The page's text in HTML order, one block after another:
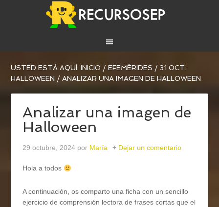
USTED ESTÁ AQUÍ:INICIO / EFEMÉRIDES / 31 OCT:
HALLOWEEN / ANALIZAR UNA IMAGEN DE HALLOWEEN
Analizar una imagen de
Halloween
29 octubre, 2024 por María Dejar un comentario
Hola a todos
A continuación, os comparto una ficha con un sencillo
ejercicio de comprensión lectora de frases cortas que el